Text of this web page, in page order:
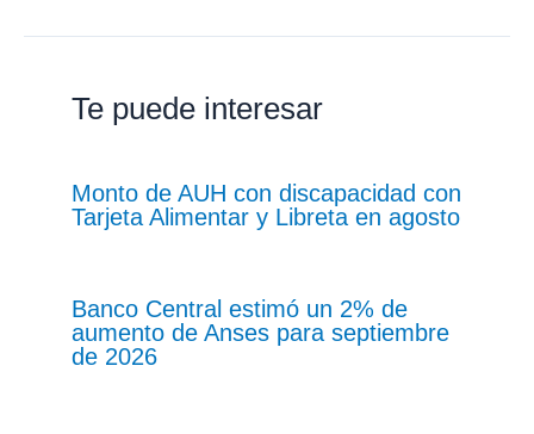
Te puede interesar
Monto de AUH con discapacidad con
Tarjeta Alimentar y Libreta en agosto
Banco Central estimó un 2% de
aumento de Anses para septiembre
de 2026